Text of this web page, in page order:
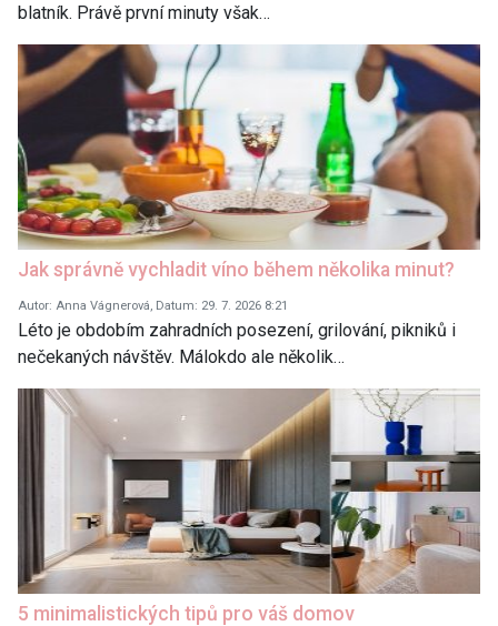
blatník. Právě první minuty však…
Jak správně vychladit víno během několika minut?
Autor: Anna Vágnerová, Datum: 29. 7. 2026 8:21
Léto je obdobím zahradních posezení, grilování, pikniků i
nečekaných návštěv. Málokdo ale několik…
5 minimalistických tipů pro váš domov